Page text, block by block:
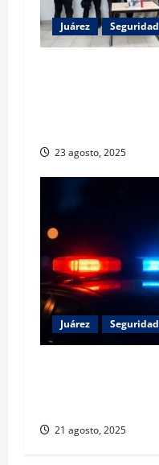
Juárez Seguridad
23 agosto, 2025
Juárez Seguridad
21 agosto, 2025